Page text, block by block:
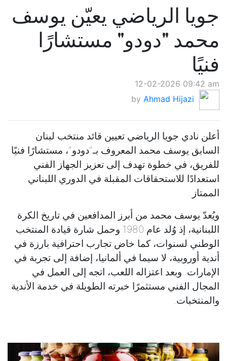
جويا الرياضي يعيّن يوسف
محمد "دودو" مستشارًا
فنيًا
12-02-2026 09:42 am
by Ahmad Hijazi
أعلن نادي جويا الرياضي تعيين قائد منتخب لبنان
السابق يوسف محمد المعروف بـ"دودو"، مستشارًا فنيًا
للفريق، في خطوة تهدف إلى تعزيز الجهاز الفني
استعدادًا للاستحقاقات المقبلة في الدوري اللبناني
الممتاز.
ويُعدّ يوسف محمد من أبرز المدافعين في تاريخ الكرة
اللبنانية، إذ وُلد عام 1980 وحمل شارة قيادة المنتخب
الوطني لسنوات، كما خاض تجارب احترافية بارزة في
أندية أوروبية، لا سيما في ألمانيا، إضافة إلى تجربة في
الإمارات. وبعد اعتزاله اللعب، اتجه إلى العمل في
المجال الفني مستثمرًا خبرته الطويلة في خدمة الأندية
والمنتخبات.